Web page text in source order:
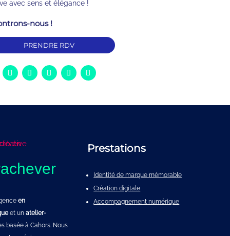
avec sens et élégance !
nous !
PRENDRE RDV
en
et un atelier-
basée à Cahors. Nous
Prestations
Identité de marque mémorable
Création digitale
Accompagnement numérique